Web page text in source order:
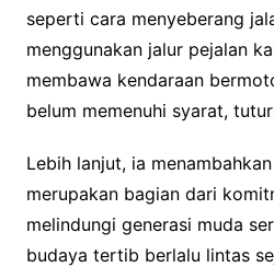
seperti cara menyeberang
menggunakan jalur pejalan
membawa kendaraan
belum memenuhi syarat,
Lebih lanjut, ia
merupakan bagian dari
melindungi generasi muda
budaya tertib berlalu lintas